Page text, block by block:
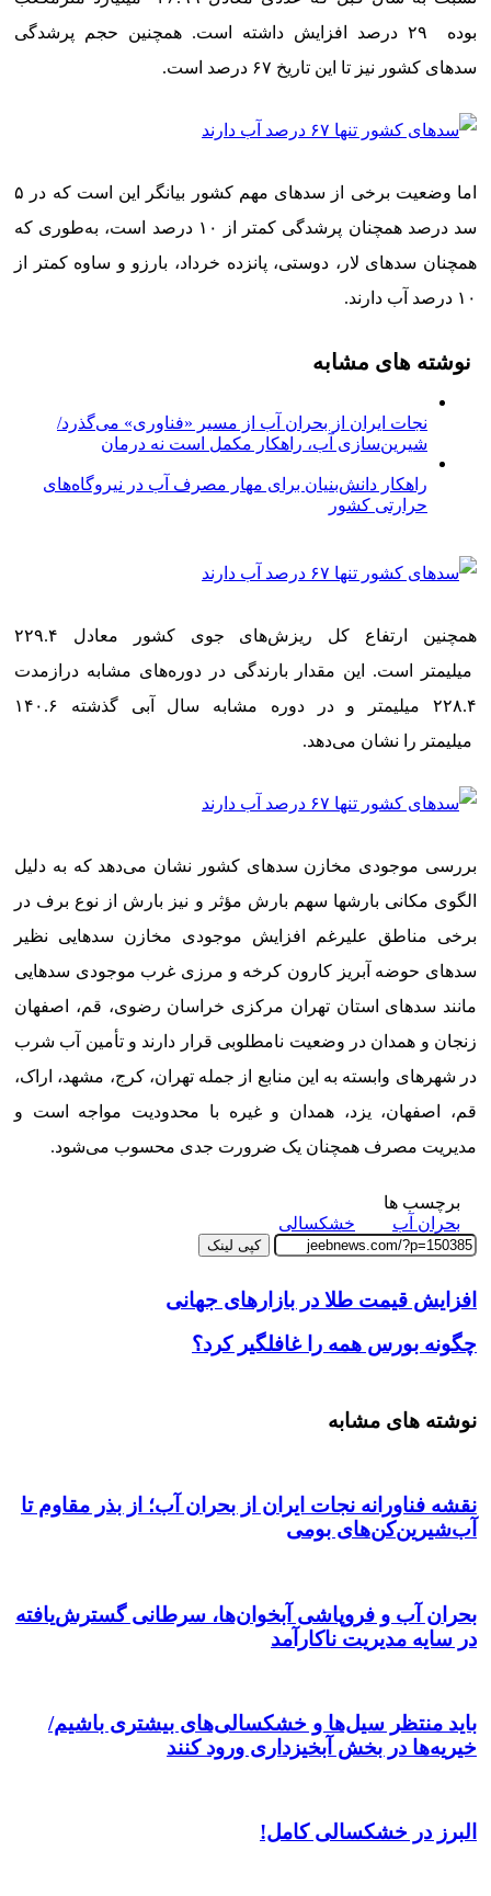
بوده ۲۹ درصد افزایش داشته است. همچنین حجم پرشدگی
سدهای کشور نیز تا این تاریخ ۶۷ درصد است.
اما وضعیت برخی از سدهای مهم کشور بیانگر این است که در ۵
سد درصد همچنان پرشدگی کمتر از ۱۰ درصد است، به‌طوری‌ که
همچنان سدهای لار، دوستی، پانزده خرداد، بارزو و ساوه کمتر از
۱۰ درصد آب دارند.
نوشته های مشابه
نجات ایران از بحران آب از مسیر «فناوری» می‌گذرد/
شیرین‌سازی آب، راهکار مکمل است نه درمان
راهکار دانش‌بنیان برای مهار مصرف آب در نیروگاه‌های
حرارتی کشور
همچنین ارتفاع کل ریزش‌های جوی کشور معادل ۲۲۹.۴
میلیمتر است. این مقدار بارندگی در دوره‌های مشابه درازمدت
۲۲۸.۴ میلیمتر و در دوره مشابه سال آبی گذشته ۱۴۰.۶
میلیمتر را نشان می‌دهد.
بررسی موجودی مخازن سدهای کشور نشان می‌دهد که به دلیل
الگوی مکانی بارشها سهم بارش مؤثر و نیز بارش از نوع برف در
برخی مناطق علیرغم افزایش موجودی مخازن سدهایی نظیر
سدهای حوضه آبریز کارون کرخه و مرزی غرب موجودی سدهایی
مانند سدهای استان تهران مرکزی خراسان رضوی، قم، اصفهان
زنجان و همدان در وضعیت نامطلوبی قرار دارند و تأمین آب شرب
در شهرهای وابسته به این منابع از جمله تهران، کرج، مشهد، اراک،
قم، اصفهان، یزد، همدان و غیره با محدودیت مواجه است و
مدیریت مصرف همچنان یک ضرورت جدی محسوب می‌شود.
برچسب ها
بحران آب
خشکسالی
کپی لینک
افزایش قیمت طلا در بازارهای جهانی
چگونه بورس همه را غافلگیر کرد؟
نوشته های مشابه
نقشه فناورانه نجات ایران از بحران آب؛ از بذر مقاوم تا
آب‌شیرین‌کن‌های بومی
بحران آب و فروپاشی آبخوان‌ها، سرطانی گسترش‌یافته
در سایه‌ مدیریت ناکارآمد
باید منتظر سیل‌ها و خشکسالی‌های بیشتری باشیم/
خیریه‌ها در بخش آبخیزداری ورود کنند
البرز در خشکسالی کامل!